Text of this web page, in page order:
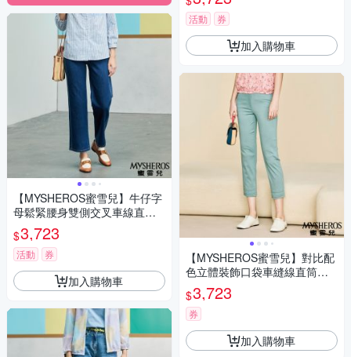
【MYSHEROS蜜雪兒】牛仔字
母鬆緊腰身雙側交叉車線直筒
褲-藍
$3,723
活動 券
加入購物車
活動 券
加入購物車
【MYSHEROS蜜雪兒】對比配
色立體裝飾口袋車縫線直筒修
身褲-淺綠
$3,723
券
加入購物車